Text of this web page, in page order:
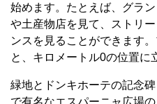
始めます。たとえば、グラ
や土産物店を見て、ストリ
ンスを見ることができます
と、キロメートル0の位置に
緑地とドンキホーテの記念
で有名なエスパーニャ広場